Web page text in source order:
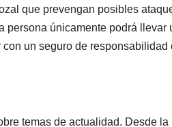
que prevengan posibles
persona únicamente podrá llevar
un seguro de responsabilidad
temas de actualidad. Desde la